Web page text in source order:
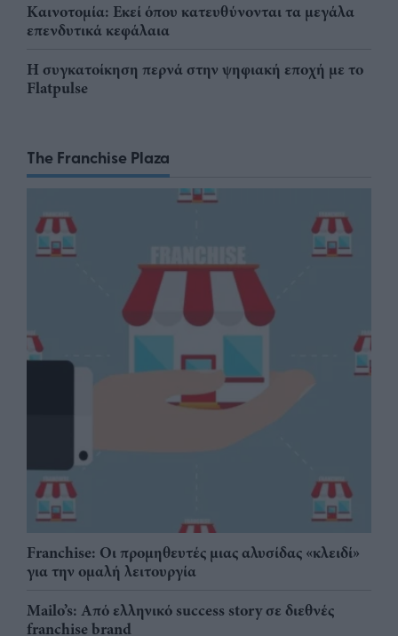
Καινοτομία: Εκεί όπου κατευθύνονται τα μεγάλα
επενδυτικά κεφάλαια
Η συγκατοίκηση περνά στην ψηφιακή εποχή με το
Flatpulse
The Franchise Plaza
Franchise: Οι προμηθευτές μιας αλυσίδας «κλειδί»
για την ομαλή λειτουργία
Mailo’s: Από ελληνικό success story σε διεθνές
franchise brand